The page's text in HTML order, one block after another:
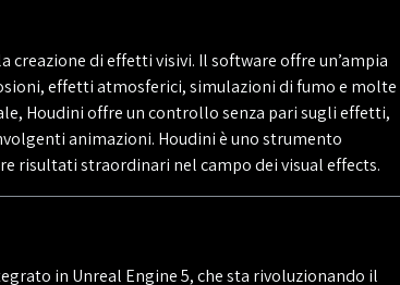
di effetti visivi. Il software offre un’ampia
effetti atmosferici, simulazioni di fumo e molte
Houdini offre un controllo senza pari sugli effetti,
animazioni. Houdini è uno strumento
risultati straordinari nel campo dei visual effects.
in Unreal Engine 5, che sta rivoluzionando il